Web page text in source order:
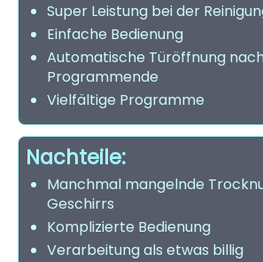
Super Leistung bei der
Einfache Bedienung
Automatische Türöffnung nach
Programmende
Vielfältige Programme
Nachteile:
Manchmal mangelnde
Geschirrs
Komplizierte Bedienung
Verarbeitung als etwas billig